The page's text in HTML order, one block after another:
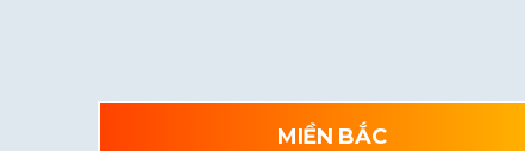
MIỀN BẮC